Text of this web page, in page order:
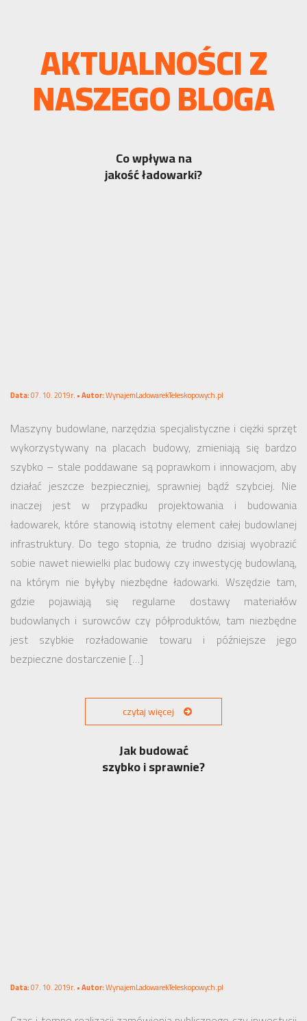
AKTUALNOŚCI Z
NASZEGO BLOGA
Co wpływa na
jakość ładowarki?
Data:07. 10. 2019r. •Autor:WynajemLadowarekTeleskopowych.pl
Maszyny budowlane, narzędzia specjalistyczne i ciężki sprzęt
wykorzystywany na placach budowy, zmieniają się bardzo
szybko – stale poddawane są poprawkom i innowacjom, aby
działać jeszcze bezpieczniej, sprawniej bądź szybciej. Nie
inaczej jest w przypadku projektowania i budowania
ładowarek, które stanowią istotny element całej budowlanej
infrastruktury. Do tego stopnia, że trudno dzisiaj wyobrazić
sobie nawet niewielki plac budowy czy inwestycję budowlaną,
na którym nie byłyby niezbędne ładowarki. Wszędzie tam,
gdzie pojawiają się regularne dostawy materiałów
budowlanych i surowców czy półproduktów, tam niezbędne
jest szybkie rozładowanie towaru i późniejsze jego
bezpieczne dostarczenie […]
czytaj więcej
Jak budować
szybko i sprawnie?
Data:07. 10. 2019r. •Autor:WynajemLadowarekTeleskopowych.pl